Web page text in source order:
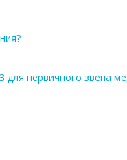
для первичного звена